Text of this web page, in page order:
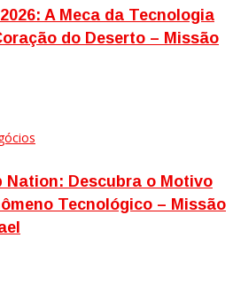
A Meca da Tecnologia
do Deserto – Missão
Nation: Descubra o Motivo
Tecnológico – Missão